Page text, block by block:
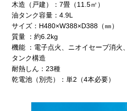
木造（戸建）：7畳（11.5㎡）
油タンク容量：4.9L
サイズ：H480×W388×D388（㎜）
質量 ：約6.2kg
機能 ：電子点火、ニオイセーブ消火
タンク構造
耐熱しん：23種
乾電池（別売）：単2（4本必要）